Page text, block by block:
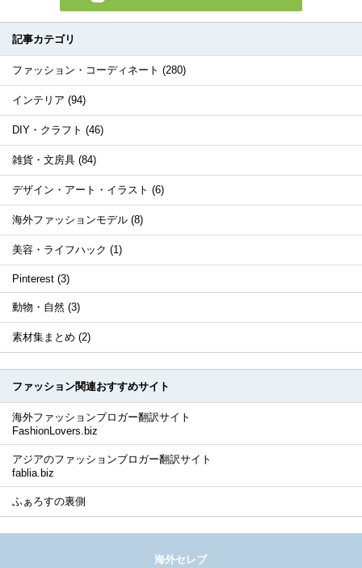
記事カテゴリ
ファッション・コーディネート (280)
インテリア (94)
DIY・クラフト (46)
雑貨・文房具 (84)
デザイン・アート・イラスト (6)
海外ファッションモデル (8)
美容・ライフハック (1)
Pinterest (3)
動物・自然 (3)
素材集まとめ (2)
ファッション関連おすすめサイト
海外ファッションブロガー翻訳サイト
FashionLovers.biz
アジアのファッションブロガー翻訳サイト
fablia.biz
ふぁろすの裏側
海外セレブ